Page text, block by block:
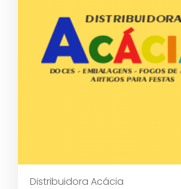
Distribuidora Acácia